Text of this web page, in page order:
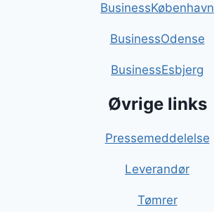
BusinessKøbenhavn
BusinessOdense
BusinessEsbjerg
Øvrige links
Pressemeddelelse
Leverandør
Tømrer